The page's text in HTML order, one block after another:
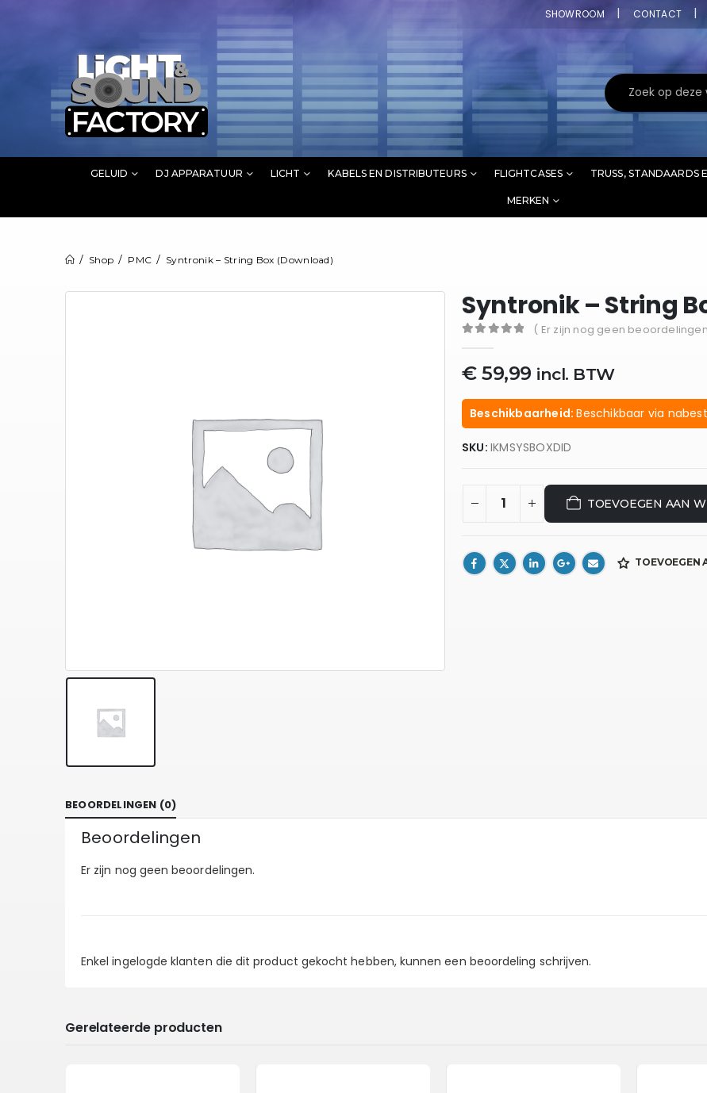
SHOWROOM CONTACT
GELUID DJ APPARATUUR LICHT KABELS EN DISTRIBUTEURS FLIGHTCASES TRUSS, STANDAARDS
MERKEN
Shop PMC Syntronik – String Box (Download)
Syntronik – String
( Er zijn nog geen
€59,99 incl. BTW
Beschikbaarheid:Beschikbaar via
SKU: IKMSYSBOXDID
TOEVOEGEN AAN
TOEVOEGEN
BEOORDELINGEN (0)
Beoordelingen
Er zijn nog geen beoordelingen.
Enkel ingelogde klanten die dit product gekocht hebben, kunnen een beoordeling schrijven.
Gerelateerde producten